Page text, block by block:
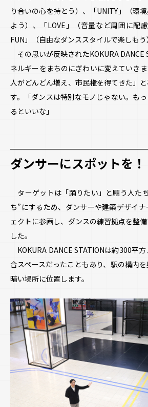
り合いの心を持とう）、「UNITY」（環
よう）、「LOVE」（音量など周囲に配
FUN」（自由なダンススタイルで楽しもう）
その思いが反映されたKOKURA DANCE
ネルギーをまちのにぎわいに変えていき
人がどんどん増え、市民権を得てきた」
す。「ダンスは特別なモノじゃない。も
るといいな」
ダンサーにスポットを！
ターゲットは「踊りたい」と願う人た
ち”にするため、ダンサーや建築デザイ
ェクトに参画し、ダンスの練習拠点を整
した。
KOKURA DANCE STATIONは約300平
合スペースだったこともあり、駅の構内
暗い場所に位置します。